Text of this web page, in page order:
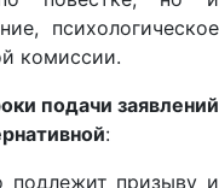
психологическое
комиссии.
подачи заявлений
:
призыву и